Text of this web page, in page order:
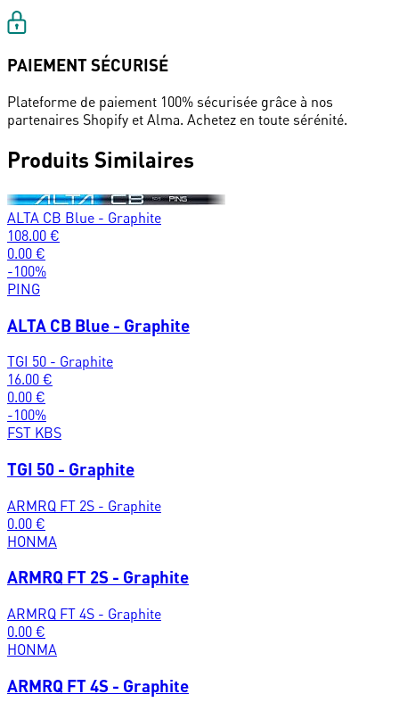
PAIEMENT SÉCURISÉ
Plateforme de paiement 100% sécurisée grâce à nos
partenaires Shopify et Alma. Achetez en toute sérénité.
Produits Similaires
ALTA CB Blue - Graphite
108.00 €
0.00 €
-100%
PING
ALTA CB Blue - Graphite
TGI 50 - Graphite
16.00 €
0.00 €
-100%
FST KBS
TGI 50 - Graphite
ARMRQ FT 2S - Graphite
0.00 €
HONMA
ARMRQ FT 2S - Graphite
ARMRQ FT 4S - Graphite
0.00 €
HONMA
ARMRQ FT 4S - Graphite